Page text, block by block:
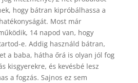
hogy bátran kipróbálhassa a
Most már
14 napod van, hogy
e. Addig használd bátran,
a baba, hátha őrá is olyan jól fog
kisgyerekre, és kevésbé lesz
a fogzás. Sajnos ez sem